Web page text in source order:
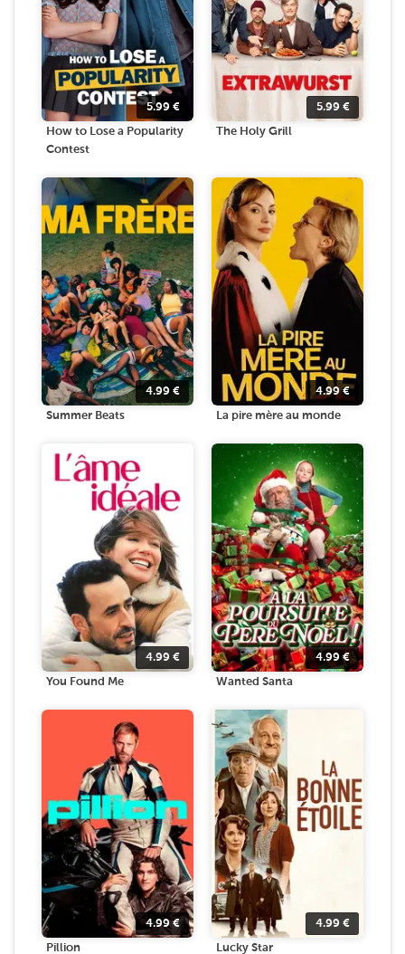
5.99 €
How to Lose a Popularity
Contest
5.99 €
The Holy Grill
4.99 €
Summer Beats
4.99€
La pire mère au monde
4.99 €
You Found Me
4.99€
Wanted Santa
4.99€
Pillion
4.99 €
Lucky Star